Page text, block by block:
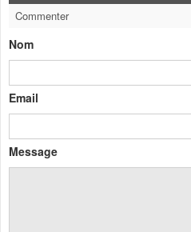
Commenter
Nom
Email
Message